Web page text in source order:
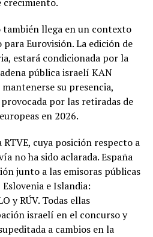
también llega en un contexto
Eurovisión. La edición de
estará condicionada por la
pública israelí KAN
su presencia,
por las retiradas de
en 2026.
cuya posición respecto a
no ha sido aclarada. España
junto a las emisoras públicas
e Islandia:
y RÚV. Todas ellas
israelí en el concurso y
a cambios en la